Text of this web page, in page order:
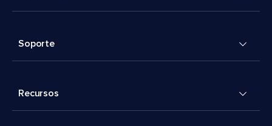
Soporte
Recursos